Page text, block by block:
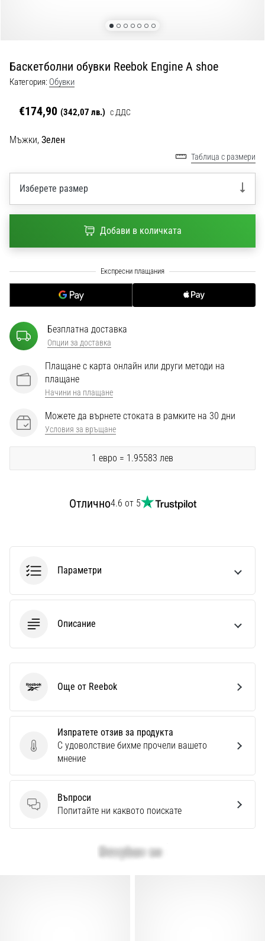
от
Nike,
Бъди
всеки
мач,
и…
9. 6. 2025
1 мин. четене
Phantom
6
Открий
новите
футболни
обувки
и
за
всички
Баскетболни обувки Reebok Engine A shoe
Категория: Обувки
€174,90 (342,07 лв.) с ДДС
Мъжки, Зелен
Таблица с размери
Изберете размер
Добави в количката
Безплатна доставка
Опции за доставка
Плащане с карта онлайн или други методи на
плащане
Начини на плащане
Можете да върнете стоката в рамките на 30 дни
Условия за връщане
1 евро = 1.95583 лев
Отлично4.6 от 5
Параметри
Описание
Изпратете отзив за продукта
Изпратете отзив за продукта
С удоволствие бихме прочели вашето
мнение
Въпроси
Въпроси
Попитайте ни каквото поискате
ReebokОще от Reebok